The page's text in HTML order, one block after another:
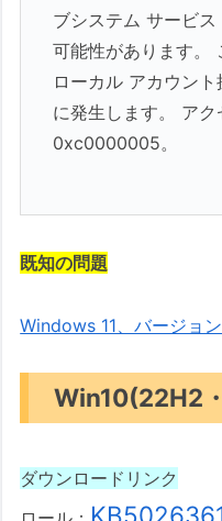
ブシステム サービ
可能性があります。
ローカル アカウン
に発生します。 ア
0xc0000005。
既知の問題
Windows 11、バージョ
Win10(22H2
ダウンロードリンク